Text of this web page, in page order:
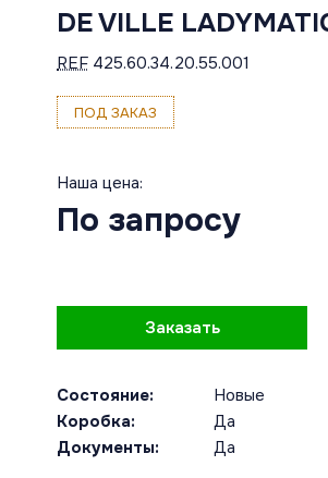
DE VILLE
REF 425.60.34.20.55.001
ПОД ЗАКАЗ
Наша цена:
По запросу
Заказать
Состояние:
Новые
Коробка:
Да
Документы:
Да